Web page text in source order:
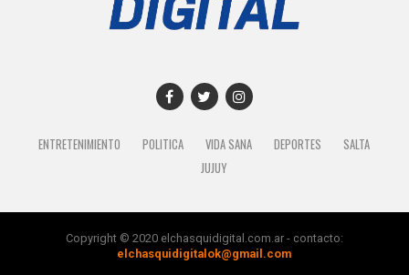
ENTRETENIMIENTO POLITICA VIDA SANA DEPORTES
SALTA
JUJUY
Copyright © 2020 elchasquidigital.com.ar - contacto:
elchasquidigitalok@gmail.com